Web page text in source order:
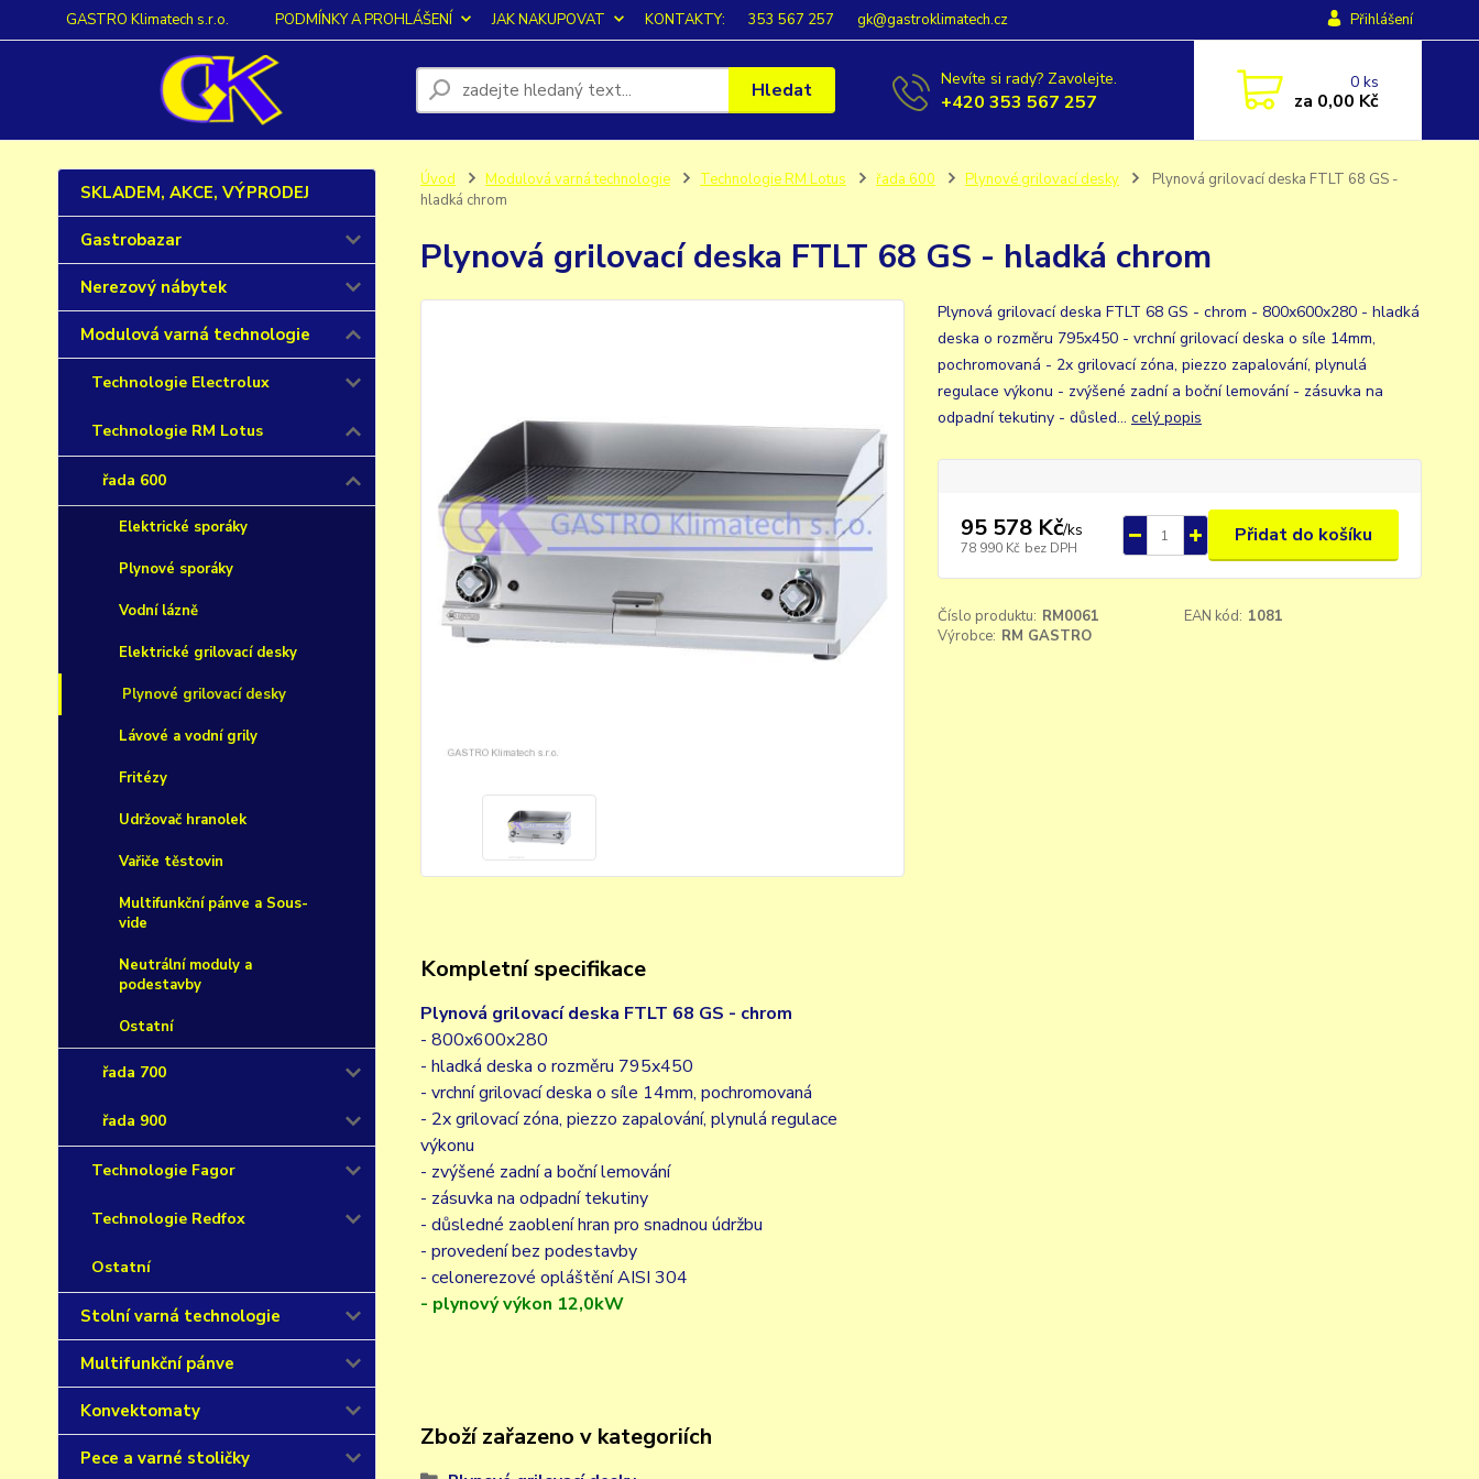
GASTRO Klimatech s.r.o. PODMÍNKY A PROHLÁŠENÍ JAK NAKUPOVAT KONTAKTY: 353 567 257 gk@gastroklimatech.cz Přihlášení
Hledat Nevíte si rady? Zavolejte.
+420 353 567 257
0ks
za 0,00 Kč
SKLADEM, AKCE, VÝPRODEJ
Gastrobazar
Nerezový nábytek
Modulová varná technologie
Technologie Electrolux
Technologie RM Lotus
řada 600
Elektrické sporáky
Plynové sporáky
Vodní lázně
Elektrické grilovací desky
Plynové grilovací desky
Lávové a vodní grily
Fritézy
Udržovač hranolek
Vařiče těstovin
Multifunkční pánve a Sous-
vide
Neutrální moduly a
podestavby
Ostatní
řada 700
řada 900
Technologie Fagor
Technologie Redfox
Ostatní
Stolní varná technologie
Multifunkční pánve
Konvektomaty
Pece a varné stoličky
Úvod Modulová varná technologie Technologie RM Lotus řada 600 Plynové grilovací desky
Plynová grilovací deska FTLT 68 GS -
hladká chrom
Plynová grilovací deska FTLT 68 GS - hladká chrom
Plynová grilovací deska FTLT 68 GS - chrom - 800x600x280 - hladká
deska o rozměru 795x450 - vrchní grilovací deska o síle 14mm,
pochromovaná - 2x grilovací zóna, piezzo zapalování, plynulá
regulace výkonu - zvýšené zadní a boční lemování - zásuvka na
odpadní tekutiny - důsled... celý popis
95 578 Kč/ks
78 990 Kč bez DPH
Přidat do košíku
Číslo produktu: RM0061 EAN kód: 1081
Výrobce: RM GASTRO
Kompletní specifikace
Plynová grilovací deska FTLT 68 GS - chrom
- 800x600x280
- hladká deska o rozměru 795x450
- vrchní grilovací deska o síle 14mm, pochromovaná
- 2x grilovací zóna, piezzo zapalování, plynulá regulace
výkonu
- zvýšené zadní a boční lemování
- zásuvka na odpadní tekutiny
- důsledné zaoblení hran pro snadnou údržbu
- provedení bez podestavby
- celonerezové opláštění AISI 304
- plynový výkon 12,0kW
Zboží zařazeno v kategoriích